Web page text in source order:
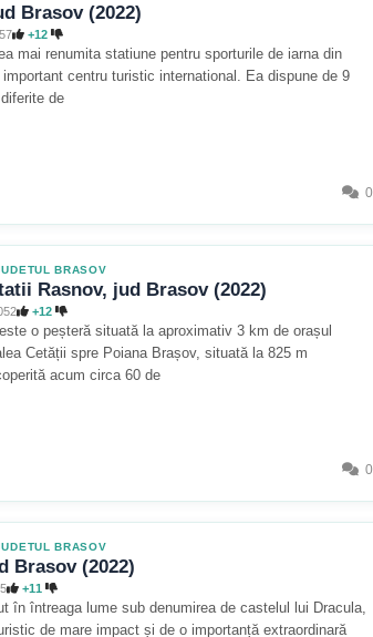
Brasov (2022)
+12
mai renumita statiune pentru sporturile de iarna din
centru turistic international. Ea dispune de 9
de
0
BRASOV
Rasnov, jud Brasov (2022)
+12
o peșteră situată la aproximativ 3 km de orașul
Cetății spre Poiana Brașov, situată la 825 m
acum circa 60 de
0
BRASOV
Brasov (2022)
+11
în întreaga lume sub denumirea de castelul lui Dracula,
de mare impact și de o importanță extraordinară